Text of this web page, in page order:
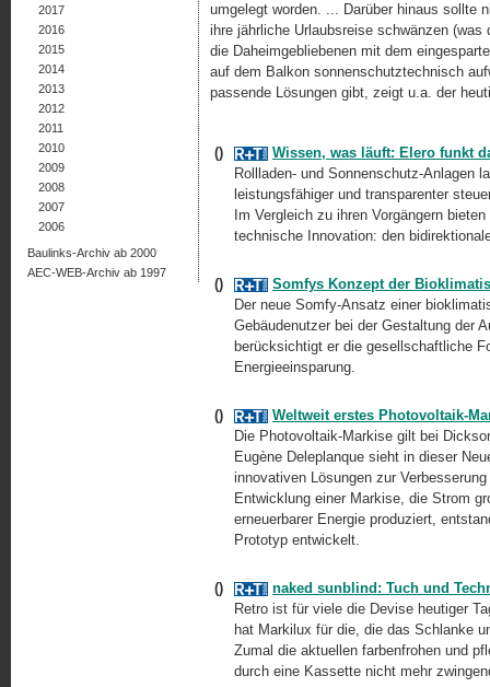
umgelegt worden. ... Darüber hinaus sollte
ihre jährliche Urlaubsreise schwänzen
die Daheimgebliebenen mit dem
auf dem Balkon sonnenschutztechnisch
passende Lösungen gibt, zeigt u.a. der
()
Wissen, was läuft: Elero funkt
Rollladen- und Sonnenschutz-Anlagen
leistungsfähiger und transparenter
Im Vergleich zu ihren Vorgängern
technische Innovation: den
()
Somfys Konzept der
Der neue Somfy-Ansatz einer
Gebäudenutzer bei der Gestaltung der
berücksichtigt er die gesellschaftliche
Energieeinsparung.
()
Weltweit erstes Photovoltaik-
Die Photovoltaik-Markise gilt bei
Eugène Deleplanque sieht in dieser
innovativen Lösungen zur
Entwicklung einer Markise, die Strom
erneuerbarer Energie produziert,
Prototyp entwickelt.
()
naked sunblind: Tuch und
Retro ist für viele die Devise heutiger
hat Markilux für die, die das Schlanke
Zumal die aktuellen farbenfrohen und
durch eine Kassette nicht mehr
2017
2016
2015
2014
2013
2012
2011
2010
2009
2008
2007
2006
Baulinks-Archiv ab 2000
AEC-WEB-Archiv ab 1997